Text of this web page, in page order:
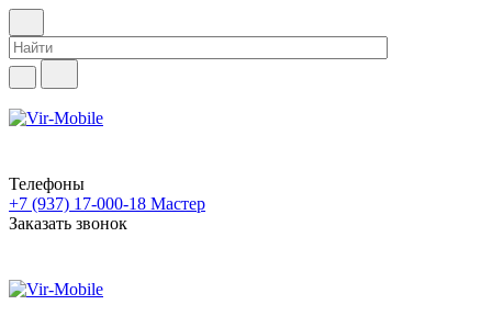
Телефоны
+7 (937) 17-000-18 Мастер
Заказать звонок